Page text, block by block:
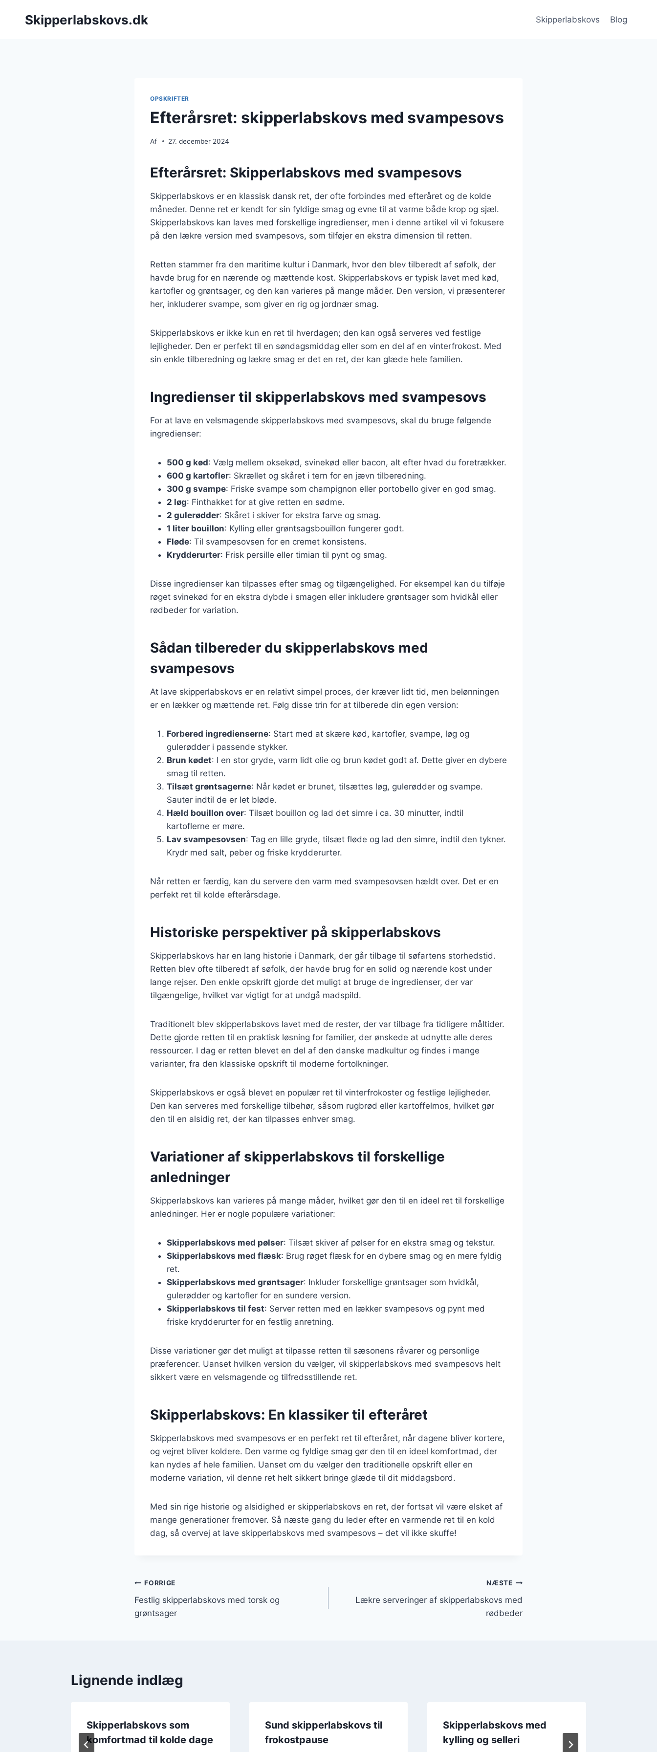
Skipperlabskovs.dk Skipperlabskovs Blog
OPSKRIFTER
Efterårsret: skipperlabskovs med svampesovs
Af 27. december 2024
Efterårsret: Skipperlabskovs med svampesovs
Skipperlabskovs er en klassisk dansk ret, der ofte forbindes med efteråret og de kolde
måneder. Denne ret er kendt for sin fyldige smag og evne til at varme både krop og sjæl.
Skipperlabskovs kan laves med forskellige ingredienser, men i denne artikel vil vi fokusere
på den lækre version med svampesovs, som tilføjer en ekstra dimension til retten.
Retten stammer fra den maritime kultur i Danmark, hvor den blev tilberedt af søfolk, der
havde brug for en nærende og mættende kost. Skipperlabskovs er typisk lavet med kød,
kartofler og grøntsager, og den kan varieres på mange måder. Den version, vi præsenterer
her, inkluderer svampe, som giver en rig og jordnær smag.
Skipperlabskovs er ikke kun en ret til hverdagen; den kan også serveres ved festlige
lejligheder. Den er perfekt til en søndagsmiddag eller som en del af en vinterfrokost. Med
sin enkle tilberedning og lækre smag er det en ret, der kan glæde hele familien.
Ingredienser til skipperlabskovs med svampesovs
For at lave en velsmagende skipperlabskovs med svampesovs, skal du bruge følgende
ingredienser:
500 g kød: Vælg mellem oksekød, svinekød eller bacon, alt efter hvad du foretrækker.
600 g kartofler: Skrællet og skåret i tern for en jævn tilberedning.
300 g svampe: Friske svampe som champignon eller portobello giver en god smag.
2 løg: Finthakket for at give retten en sødme.
2 gulerødder: Skåret i skiver for ekstra farve og smag.
1 liter bouillon: Kylling eller grøntsagsbouillon fungerer godt.
Fløde: Til svampesovsen for en cremet konsistens.
Krydderurter: Frisk persille eller timian til pynt og smag.
Disse ingredienser kan tilpasses efter smag og tilgængelighed. For eksempel kan du tilføje
røget svinekød for en ekstra dybde i smagen eller inkludere grøntsager som hvidkål eller
rødbeder for variation.
Sådan tilbereder du skipperlabskovs med
svampesovs
At lave skipperlabskovs er en relativt simpel proces, der kræver lidt tid, men belønningen
er en lækker og mættende ret. Følg disse trin for at tilberede din egen version:
Forbered ingredienserne: Start med at skære kød, kartofler, svampe, løg og
gulerødder i passende stykker.
Brun kødet: I en stor gryde, varm lidt olie og brun kødet godt af. Dette giver en dybere
smag til retten.
Tilsæt grøntsagerne: Når kødet er brunet, tilsættes løg, gulerødder og svampe.
Sauter indtil de er let bløde.
Hæld bouillon over: Tilsæt bouillon og lad det simre i ca. 30 minutter, indtil
kartoflerne er møre.
Lav svampesovsen: Tag en lille gryde, tilsæt fløde og lad den simre, indtil den tykner.
Krydr med salt, peber og friske krydderurter.
Når retten er færdig, kan du servere den varm med svampesovsen hældt over. Det er en
perfekt ret til kolde efterårsdage.
Historiske perspektiver på skipperlabskovs
Skipperlabskovs har en lang historie i Danmark, der går tilbage til søfartens storhedstid.
Retten blev ofte tilberedt af søfolk, der havde brug for en solid og nærende kost under
lange rejser. Den enkle opskrift gjorde det muligt at bruge de ingredienser, der var
tilgængelige, hvilket var vigtigt for at undgå madspild.
Traditionelt blev skipperlabskovs lavet med de rester, der var tilbage fra tidligere måltider.
Dette gjorde retten til en praktisk løsning for familier, der ønskede at udnytte alle deres
ressourcer. I dag er retten blevet en del af den danske madkultur og findes i mange
varianter, fra den klassiske opskrift til moderne fortolkninger.
Skipperlabskovs er også blevet en populær ret til vinterfrokoster og festlige lejligheder.
Den kan serveres med forskellige tilbehør, såsom rugbrød eller kartoffelmos, hvilket gør
den til en alsidig ret, der kan tilpasses enhver smag.
Variationer af skipperlabskovs til forskellige
anledninger
Skipperlabskovs kan varieres på mange måder, hvilket gør den til en ideel ret til forskellige
anledninger. Her er nogle populære variationer:
Skipperlabskovs med pølser: Tilsæt skiver af pølser for en ekstra smag og tekstur.
Skipperlabskovs med flæsk: Brug røget flæsk for en dybere smag og en mere fyldig
ret.
Skipperlabskovs med grøntsager: Inkluder forskellige grøntsager som hvidkål,
gulerødder og kartofler for en sundere version.
Skipperlabskovs til fest: Server retten med en lækker svampesovs og pynt med
friske krydderurter for en festlig anretning.
Disse variationer gør det muligt at tilpasse retten til sæsonens råvarer og personlige
præferencer. Uanset hvilken version du vælger, vil skipperlabskovs med svampesovs helt
sikkert være en velsmagende og tilfredsstillende ret.
Skipperlabskovs: En klassiker til efteråret
Skipperlabskovs med svampesovs er en perfekt ret til efteråret, når dagene bliver kortere,
og vejret bliver koldere. Den varme og fyldige smag gør den til en ideel komfortmad, der
kan nydes af hele familien. Uanset om du vælger den traditionelle opskrift eller en
moderne variation, vil denne ret helt sikkert bringe glæde til dit middagsbord.
Med sin rige historie og alsidighed er skipperlabskovs en ret, der fortsat vil være elsket af
mange generationer fremover. Så næste gang du leder efter en varmende ret til en kold
dag, så overvej at lave skipperlabskovs med svampesovs – det vil ikke skuffe!
Indlægsnavigation
FORRIGE
Festlig skipperlabskovs med torsk og
grøntsager
NÆSTE
Lækre serveringer af skipperlabskovs med
rødbeder
Lignende indlæg
Skipperlabskovs som
komfortmad til kolde dage
Sund skipperlabskovs til
frokostpause
Skipperlabskovs med
kylling og selleri